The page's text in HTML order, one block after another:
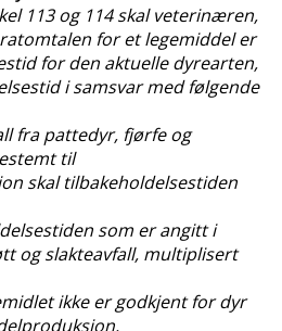
113 og 114 skal veterinæren,
for et legemiddel er
for den aktuelle dyrearten,
i samsvar med følgende
fra pattedyr, fjørfe og
til
skal tilbakeholdelsestiden
som er angitt i
og slakteavfall, multiplisert
ikke er godkjent for dyr